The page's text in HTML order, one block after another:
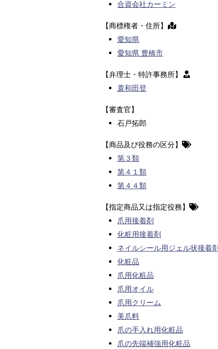
合資会社カーミン
【商標権者・住所】
愛知県
愛知県 豊橋市
【弁理士・特許事務所】
蓑和田登
【審査官】
石戸拓郎
【商品及び役務の区分】
第３類
第４１類
第４４類
【指定商品又は指定役務】
爪用接着剤
化粧用接着剤
ネイルシール用ジェル状接着剤
化粧品
爪用化粧品
爪用オイル
爪用クリーム
美爪料
爪の手入れ用化粧品
爪の先端補強用化粧品